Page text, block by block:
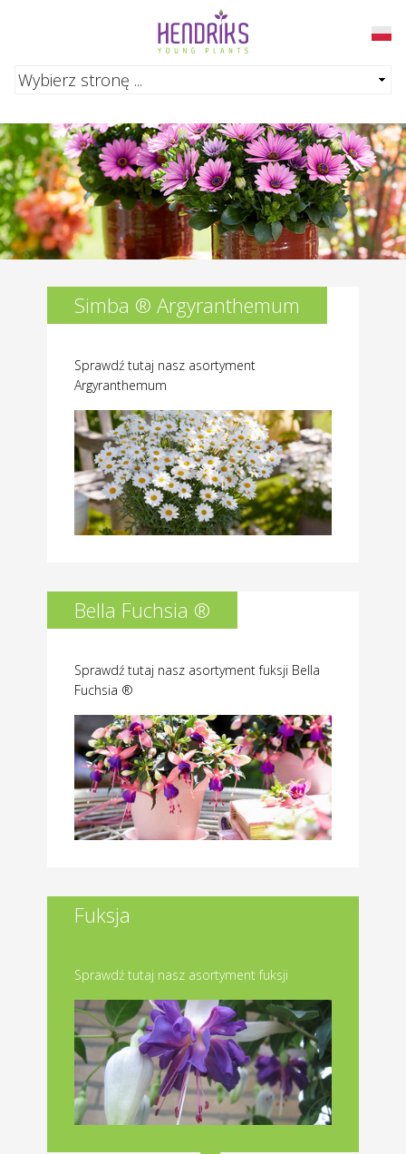
Simba ® Argyranthemum
Sprawdź tutaj nasz asortyment
Argyranthemum
Bella Fuchsia ®
Sprawdź tutaj nasz asortyment fuksji Bella
Fuchsia ®
Fuksja
Sprawdź tutaj nasz asortyment fuksji